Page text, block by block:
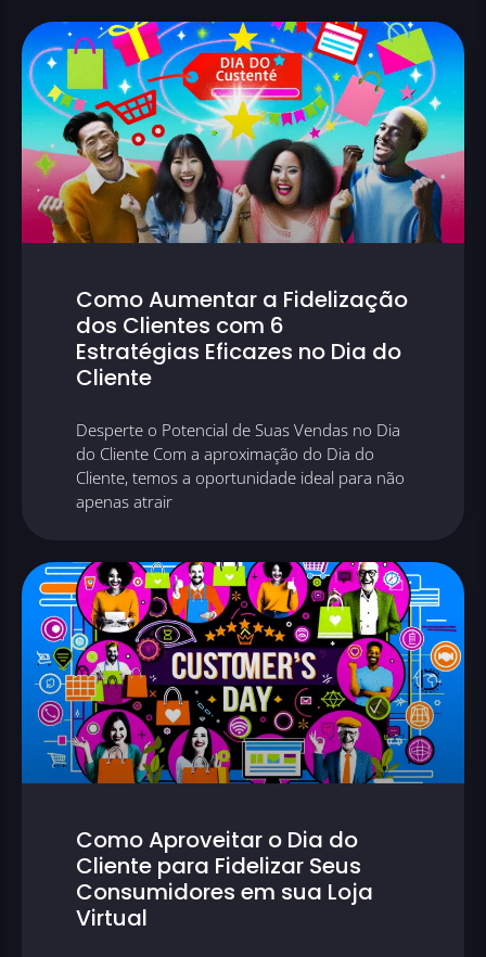
Como Aumentar a Fidelização
dos Clientes com 6
Estratégias Eficazes no Dia do
Cliente
Desperte o Potencial de Suas Vendas no Dia
do Cliente Com a aproximação do Dia do
Cliente, temos a oportunidade ideal para não
apenas atrair
Como Aproveitar o Dia do
Cliente para Fidelizar Seus
Consumidores em sua Loja
Virtual